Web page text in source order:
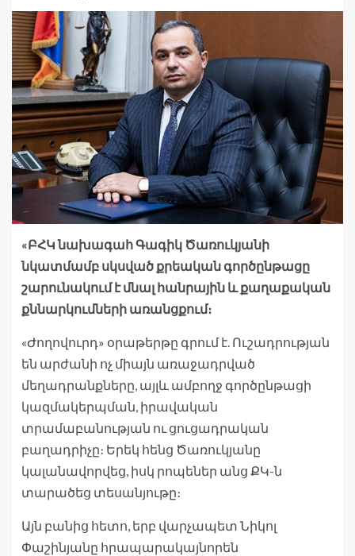
«ԲՀԿ նախագահ Գագիկ Ծառուկյանի
նկատմամբ սկսված քրեական գործընթացը
շարունակում է մնալ հանրային և քաղաքական
քննարկումների առանցքում։
«Ժողովուրդ» օրաթերթը գրում է. Ուշադրության
են արժանի ոչ միայն առաջադրված
մեղադրանքները, այլև ամբողջ գործընթացի
կազմակերպման, իրավական
տրամաբանության ու ցուցադրական
բաղադրիչը։ Երեկ հենց Ծառուկյանը
կալանավորվեց, իսկ րոպեներ անց ՔԿ-ն
տարածեց տեսանյութը։
Այն բանից հետո, երբ վարչապետ Նիկոլ
Փաշինյանը հրապարակայնորեն